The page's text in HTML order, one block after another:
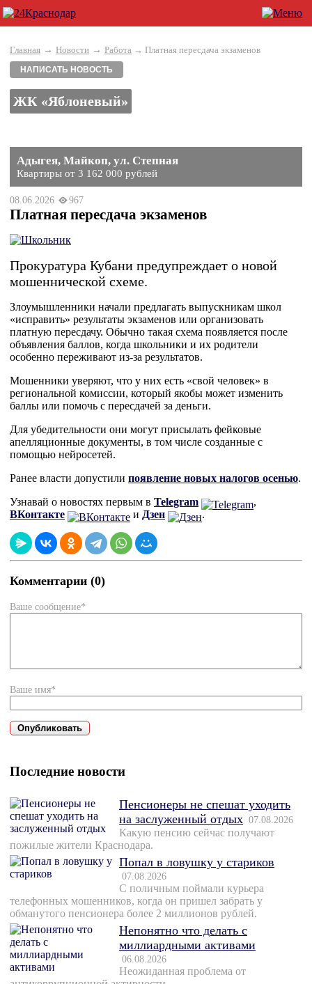
Главная → Новости → Работа → Платная пересдача экзаменов
НАПИСАТЬ НОВОСТЬ
ЖК «Яблоневый»
Адыгея, Майкоп, ул. Степная
Квартиры от 3 162 000 рублей
08.06.2026 967
Платная пересдача экзаменов
Прокуратура Кубани предупреждает о новой
мошеннической схеме.
Злоумышленники начали предлагать выпускникам школ
«исправить» результаты экзаменов или организовать
платную пересдачу. Обычно такая схема появляется после
объявления баллов, когда школьники и их родители
особенно переживают из-за результатов.
Мошенники уверяют, что у них есть «свой человек» в
региональной комиссии, который якобы может изменить
баллы или помочь с пересдачей за деньги.
Для убедительности они могут присылать фейковые
апелляционные документы, в том числе созданные с
помощью нейросетей.
Ранее власти допустили появление новых налогов осенью.
Узнавай о новостях первым в Telegram
,
ВКонтакте
и Дзен .
Комментарии (0)
Ваше сообщение*
Ваше имя*
Последние новости
Пенсионеры не спешат уходить
на заслуженный отдых 07.08.2026
Какую пенсию сейчас получают
пожилые жители Краснодара.
Попал в ловушку у стариков
07.08.2026
С поличным поймали курьера
телефонных мошенников, когда он пришел забрать у
обманутого пенсионера более 2 миллионов рублей.
Непонятно что делать с
миллиардными активами
06.08.2026
Неожиданная проблема от